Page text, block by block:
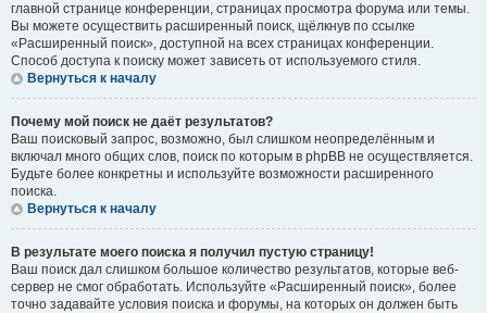
главной странице конференции, страницах просмотра форума или темы.
Вы можете осуществить расширенный поиск, щёлкнув по ссылке
«Расширенный поиск», доступной на всех страницах конференции.
Способ доступа к поиску может зависеть от используемого стиля.
Вернуться к началу
Почему мой поиск не даёт результатов?
Ваш поисковый запрос, возможно, был слишком неопределённым и
включал много общих слов, поиск по которым в phpBB не осуществляется.
Будьте более конкретны и используйте возможности расширенного
поиска.
Вернуться к началу
В результате моего поиска я получил пустую страницу!
Ваш поиск дал слишком большое количество результатов, которые веб-
сервер не смог обработать. Используйте «Расширенный поиск», более
точно задавайте условия поиска и форумы, на которых он должен быть